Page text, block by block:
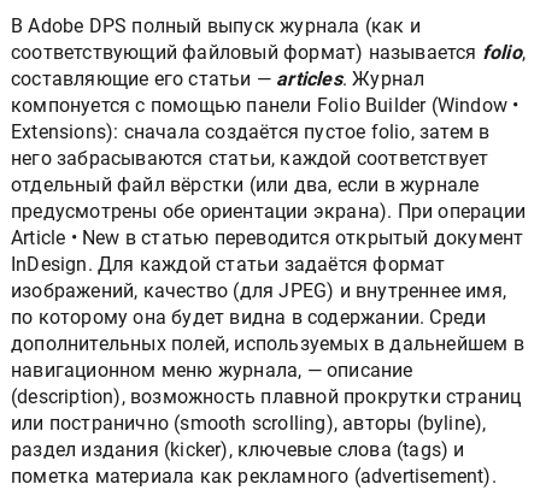
В Adobe DPS полный выпуск журнала (как и
соответствующий файловый формат) называется folio,
составляющие его статьи — articles. Журнал
компонуется с помощью панели Folio Builder (Window •
Extensions): сначала создаётся пустое folio, затем в
него забрасываются статьи, каждой соответствует
отдельный файл вёрстки (или два, если в журнале
предусмотрены обе ориентации экрана). При операции
Article • New в статью переводится открытый документ
InDesign. Для каждой статьи задаётся формат
изображений, качество (для JPEG) и внутреннее имя,
по которому она будет видна в содержании. Среди
дополнительных полей, используемых в дальнейшем в
навигационном меню журнала, — описание
(description), возможность плавной прокрутки страниц
или постранично (smooth scrolling), авторы (byline),
раздел издания (kicker), ключевые слова (tags) и
пометка материала как рекламного (advertisement).